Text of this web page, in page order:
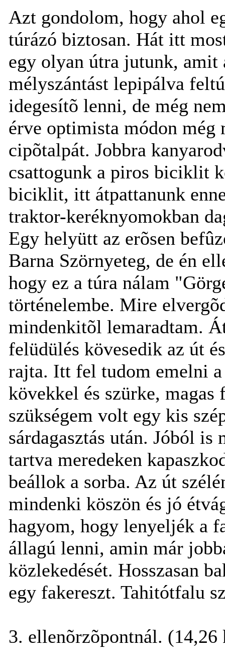
Azt gondolom, hogy ahol
túrázó biztosan. Hát itt
egy olyan útra jutunk, amit
mélyszántást lepipálva
idegesítõ lenni, de még
érve optimista módon
cipõtalpát. Jobbra
csattogunk a piros biciklit
biciklit, itt átpattanunk
traktor-keréknyomokban
Egy helyütt az erõsen
Barna Szörnyeteg, de én
hogy ez a túra nálam
történelembe. Mire
mindenkitõl lemaradtam.
felüdülés kövesedik az út
rajta. Itt fel tudom emelni
kövekkel és szürke,
szükségem volt egy kis
sárdagasztás után. Jóból
tartva meredeken
beállok a sorba. Az út
mindenki köszön és jó
hagyom, hogy lenyeljék a
állagú lenni, amin már
közlekedését. Hosszasan
egy fakereszt. Tahitótfalu
3. ellenõrzõpontnál. (14,26